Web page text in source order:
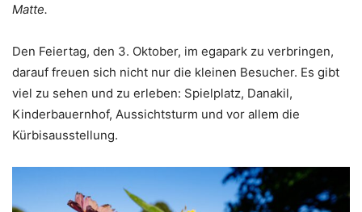
Matte.
Den Feiertag, den 3. Oktober, im egapark zu verbringen,
darauf freuen sich nicht nur die kleinen Besucher. Es gibt
viel zu sehen und zu erleben: Spielplatz, Danakil,
Kinderbauernhof, Aussichtsturm und vor allem die
Kürbisausstellung.